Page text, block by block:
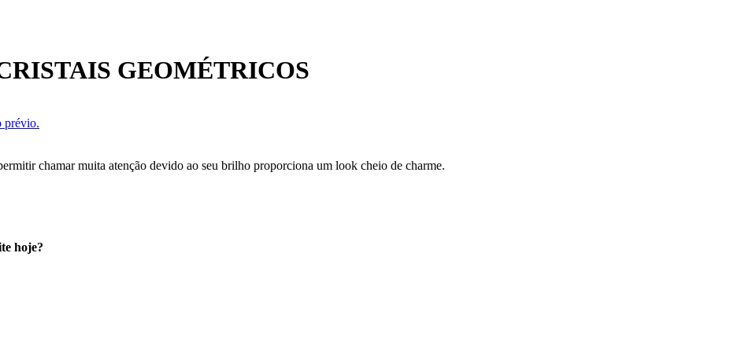
GEOMÉTRICOS
prévio.
chamar muita atenção devido ao seu brilho proporciona um look cheio de charme.
hoje?